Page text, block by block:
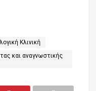
Κλινική
και αναγνωστικής